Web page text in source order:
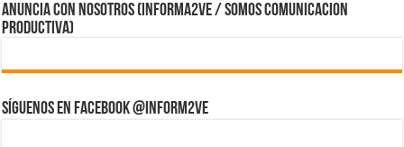
ANUNCIA CON NOSOTROS (Informa2ve / Somos Comunicacion
Productiva)
Síguenos en Facebook @inform2Ve